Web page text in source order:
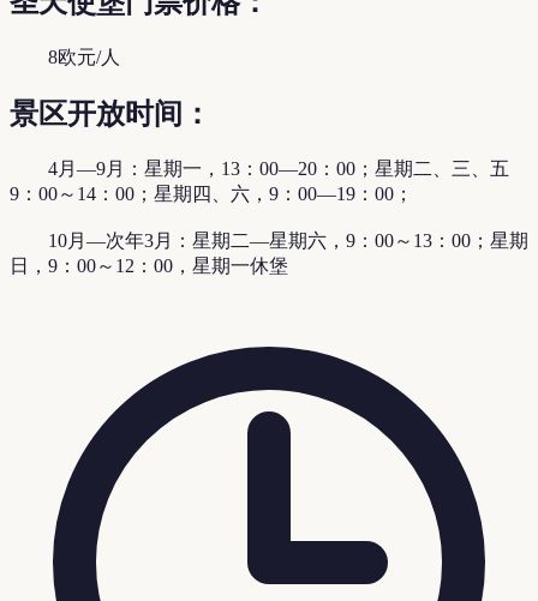
8欧元/人
景区开放时间：
4月—9月：星期一，13：00—20：00；星期二、三、五
9：00～14：00；星期四、六，9：00—19：00；
10月—次年3月：星期二—星期六，9：00～13：00；星期
日，9：00～12：00，星期一休堡